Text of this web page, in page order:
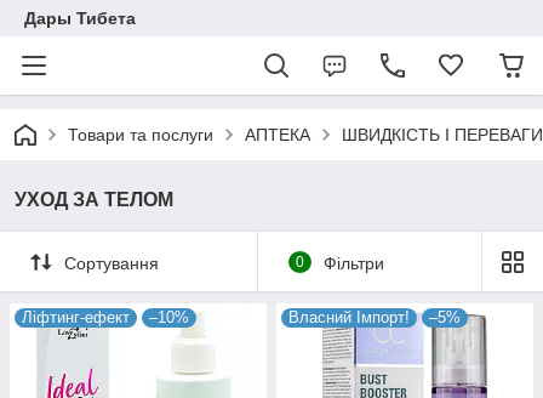
Дары Тибета
Товари та послуги АПТЕКА ШВИДКІСТЬ І ПЕРЕВАГИ
УХОД ЗА ТЕЛОМ
Сортування 0 Фільтри
Ліфтинг-ефект –10% Власний Імпорт! –5%